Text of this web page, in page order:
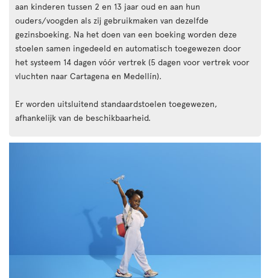
aan kinderen tussen 2 en 13 jaar oud en aan hun
ouders/voogden als zij gebruikmaken van dezelfde
gezinsboeking. Na het doen van een boeking worden deze
stoelen samen ingedeeld en automatisch toegewezen door
het systeem 14 dagen vóór vertrek (5 dagen voor vertrek voor
vluchten naar Cartagena en Medellín).
Er worden uitsluitend standaardstoelen toegewezen,
afhankelijk van de beschikbaarheid.